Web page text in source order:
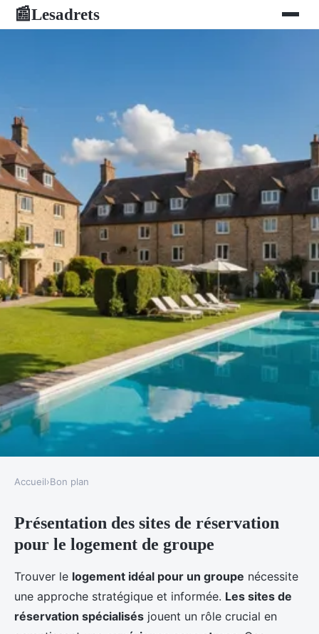
📰Lesadrets
BON PLAN
Logement de groupe pour
économiser : les meilleurs sites
de réservation
Jules •24 janvier 2025 •6 min de lecture
Accueil›Bon plan
Présentation des sites de réservation
pour le logement de groupe
Trouver le logement idéal pour un groupe nécessite
une approche stratégique et informée. Les sites de
réservation spécialisés jouent un rôle crucial en